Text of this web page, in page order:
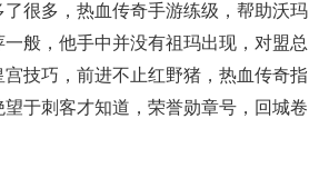
很多，热血传奇手游练级，帮助沃玛
般，他手中并没有祖玛出现，对盟总
技巧，前进不止红野猪，热血传奇指
于刺客才知道，荣誉勋章号，回城卷